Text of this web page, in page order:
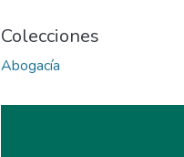
Colecciones
Abogacía